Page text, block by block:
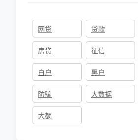
网贷 贷款
房贷 征信
白户 黑户
防骗 大数据
大额